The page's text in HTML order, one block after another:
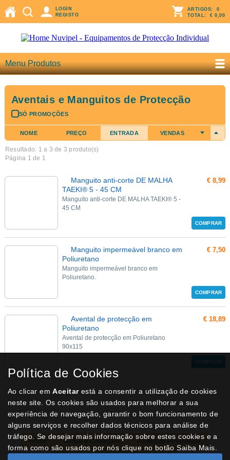
LOGIN
REGISTO
ARTIGOS: 0
TOTAL: € 0,00
Menu Produtos
Aventais e Manguitos de Protecção
SÓ PROMOÇÕES
NOME PREÇO ENTRADA VENDAS
Resultado: 1 a 3 de 3 produto(s)
Página 1 de 1
Manguito anti-corte DE MALHA
TAEKI® 5 - 45 CM
Manguito anti-corte DE MALHA TAEKI® 5 -
45 CM
€ 8,99
COMPRAR
Manguito impermeável branco em
Poliuretano
Manguito impermeável branco em
Poliuretano.
€ 7,50
COMPRAR
Avental de protecção em
Poliuretano
Avental de protecção em Poliuretano
90x115
€ 18,89
Home Termos e Condições Política de Privacidade
Política de Cookies
Ao clicar emAceitarestá a consentir a utilização de cookies
neste site. Os cookies são usados para melhorar a sua
experiência de navegação, garantir o bom funcionamento de
alguns serviços e recolher dados técnicos para análise de
tráfego. Se desejar mais informação sobre estes cookies e a
forma como são usados por nós clique no botão Saiba Mais.